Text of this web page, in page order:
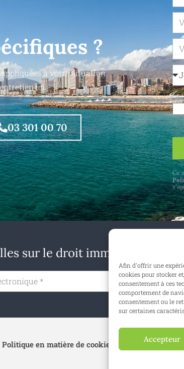
Afin d'offrir une
cookies pour stocker
consentement à ces
comportement de
consentement ou le
sur certaines
Accepteur
?
à votre situation
ici.
03 301 00 70
Ce
sur le droit immobilier en
Politique en matière de cookies
Politique de